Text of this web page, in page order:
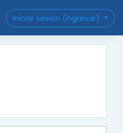
Iniciar sesión (ingresar)